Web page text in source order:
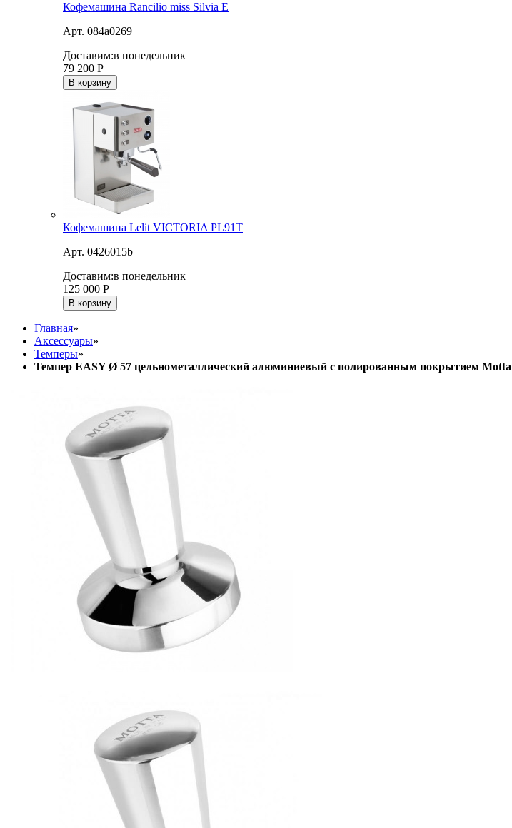
Кофемашина Rancilio miss Silvia E
Арт. 084a0269
Доставим:в понедельник
79 200 Р
В корзину
Кофемашина Lelit VICTORIA PL91T
Арт. 0426015b
Доставим:в понедельник
125 000 Р
В корзину
Главная»
Аксессуары»
Темперы»
Темпер EASY Ø 57 цельнометаллический алюминиевый с полированным покрытием Motta